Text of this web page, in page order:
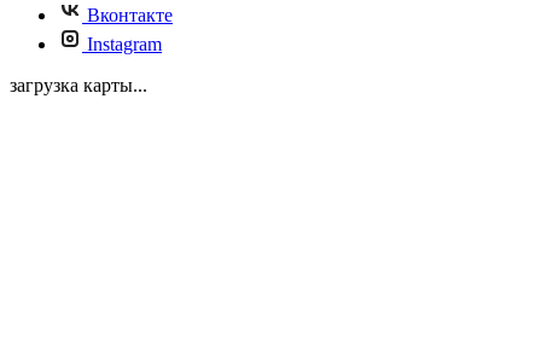
Вконтакте
Instagram
загрузка карты...